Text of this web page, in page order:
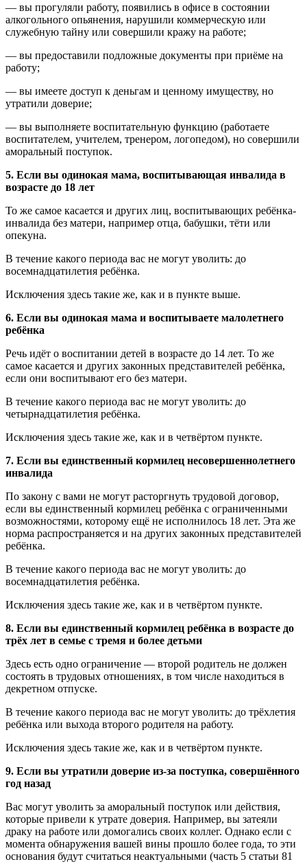
— вы прогуляли работу, появились в офисе в состоянии
алкогольного опьянения, нарушили коммерческую или
служебную тайну или совершили кражу на работе;
— вы предоставили подложные документы при приёме на
работу;
— вы имеете доступ к деньгам и ценному имуществу, но
утратили доверие;
— вы выполняете воспитательную функцию (работаете
воспитателем, учителем, тренером, логопедом), но совершили
аморальный поступок.
5. Если вы одинокая мама, воспитывающая инвалида в
возрасте до 18 лет
То же самое касается и других лиц, воспитывающих ребёнка-
инвалида без матери, например отца, бабушки, тёти или
опекуна.
В течение какого периода вас не могут уволить: до
восемнадцатилетия ребёнка.
Исключения здесь такие же, как и в пункте выше.
6. Если вы одинокая мама и воспитываете малолетнего
ребёнка
Речь идёт о воспитании детей в возрасте до 14 лет. То же
самое касается и других законных представителей ребёнка,
если они воспитывают его без матери.
В течение какого периода вас не могут уволить: до
четырнадцатилетия ребёнка.
Исключения здесь такие же, как и в четвёртом пункте.
7. Если вы единственный кормилец несовершеннолетнего
инвалида
По закону с вами не могут расторгнуть трудовой договор,
если вы единственный кормилец ребёнка с ограниченными
возможностями, которому ещё не исполнилось 18 лет. Эта же
норма распространяется и на других законных представителей
ребёнка.
В течение какого периода вас не могут уволить: до
восемнадцатилетия ребёнка.
Исключения здесь такие же, как и в четвёртом пункте.
8. Если вы единственный кормилец ребёнка в возрасте до
трёх лет в семье с тремя и более детьми
Здесь есть одно ограничение — второй родитель не должен
состоять в трудовых отношениях, в том числе находиться в
декретном отпуске.
В течение какого периода вас не могут уволить: до трёхлетия
ребёнка или выхода второго родителя на работу.
Исключения здесь такие же, как и в четвёртом пункте.
9. Если вы утратили доверие из-за поступка, совершённого
год назад
Вас могут уволить за аморальный поступок или действия,
которые привели к утрате доверия. Например, вы затеяли
драку на работе или домогались своих коллег. Однако если с
момента обнаружения вашей вины прошло более года, то эти
основания будут считаться неактуальными (часть 5 статьи 81